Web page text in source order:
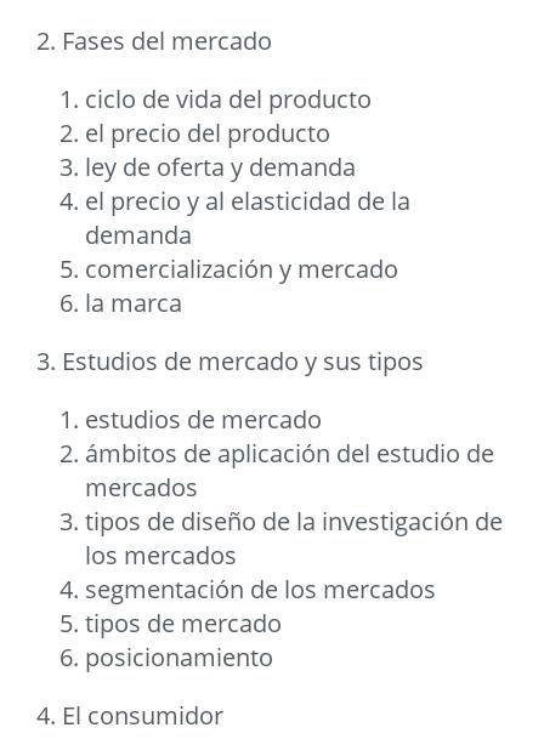
2. Fases del mercado
ciclo de vida del producto
el precio del producto
ley de oferta y demanda
el precio y al elasticidad de la
demanda
comercialización y mercado
la marca
3. Estudios de mercado y sus tipos
estudios de mercado
ámbitos de aplicación del estudio de
mercados
tipos de diseño de la investigación de
los mercados
segmentación de los mercados
tipos de mercado
posicionamiento
4. El consumidor